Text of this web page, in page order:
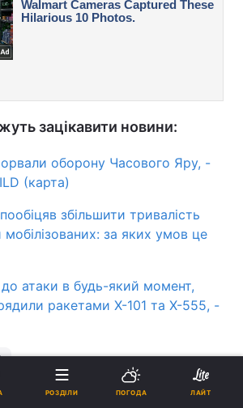
зацікавити новини:
оборону Часового Яру, -
(карта)
збільшити тривалість
мобілізованих: за яких умов це
атаки в будь-який момент,
ракетами Х-101 та Х-555, -
РОЗДІЛИ ПОГОДА ЛАЙТ